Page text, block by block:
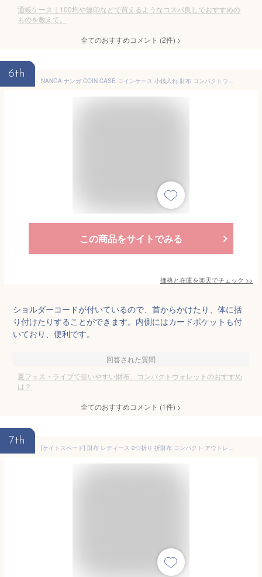
通帳ケース｜100均や無印などで買えるようなコスパ良しでおすすめの
ものを教えて。
全てのおすすめコメント (2件) >
6th
NANGA ナンガ COIN CASE コインケース 小銭入れ 財布 コンパクトウォレット ライトウォレット アウトドア 軽量
この商品をサイトでみる
価格と在庫を楽天でチェック >>
ショルダーコードが付いているので、首からかけたり、体に括
り付けたりすることができます。内側にはカードポケットも付
いており、便利です。
回答された質問
夏フェス・ライブで使いやすい財布、コンパクトウォレットのおすすめ
は？
全てのおすすめコメント (1件) >
7th
[ケイトスペード] 財布 レディース 2つ折り 折財布 コンパクト アウトレット ブランド レザー パープル キャリー ミディアムコンパクトバイフォールドウォレット KG424 kate spade (BLACK/ブラック) [並行輸入品]